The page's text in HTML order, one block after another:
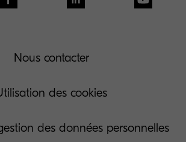
Nous contacter
des cookies
des données personnelles